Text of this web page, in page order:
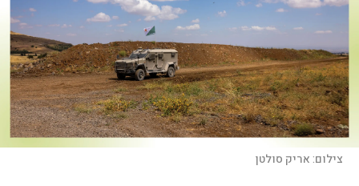
צילום:אריק סולטן